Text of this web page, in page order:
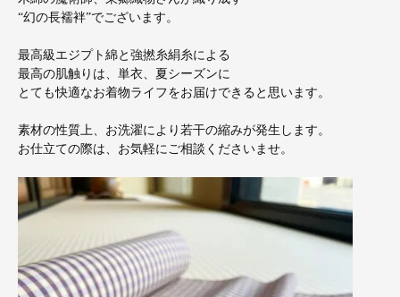
“幻の長襦袢”でございます。
最高級エジプト綿と強撚糸絹糸による
最高の肌触りは、単衣、夏シーズンに
とても快適なお着物ライフをお届けできると思います。
素材の性質上、お洗濯により若干の縮みが発生します。
お仕立ての際は、お気軽にご相談くださいませ。